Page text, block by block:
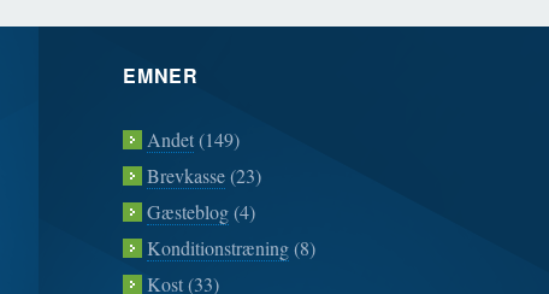
EMNER
Andet(149)
Brevkasse(23)
Gæsteblog(4)
Konditionstræning(8)
Kost(33)